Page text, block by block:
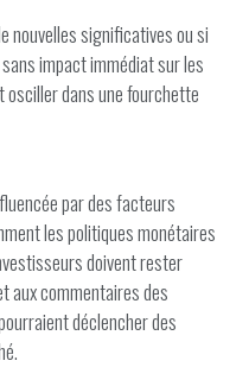
nouvelles significatives ou si
impact immédiat sur les
dans une fourchette
par des facteurs
les politiques monétaires
doivent rester
aux commentaires des
déclencher des